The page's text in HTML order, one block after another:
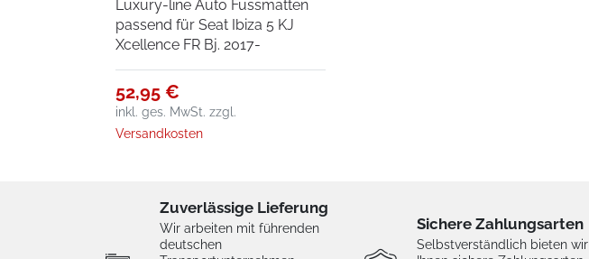
2017-
Luxury-line Auto Fussmatten
passend für Seat Ibiza 5 KJ
Xcellence FR Bj. 2017-
52,95 €
inkl. ges. MwSt. zzgl.
Versandkosten
Zuverlässige Lieferung
Wir arbeiten mit führenden
deutschen
Sichere Zahlungsarten
Selbstverständlich bieten wir